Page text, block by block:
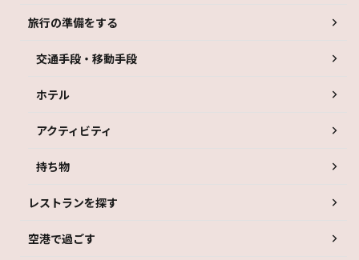
旅行の準備をする
交通手段・移動手段
ホテル
アクティビティ
持ち物
レストランを探す
空港で過ごす